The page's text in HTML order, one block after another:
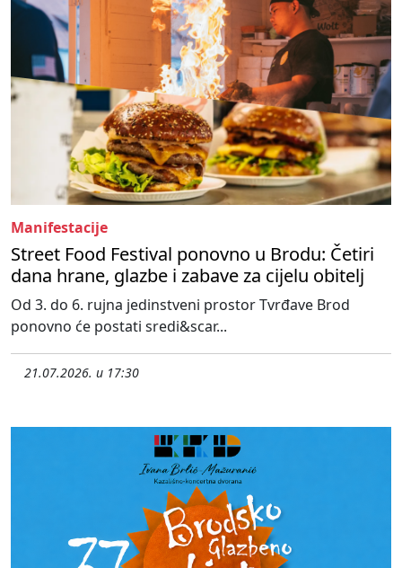
Manifestacije
Street Food Festival ponovno u Brodu: Četiri
dana hrane, glazbe i zabave za cijelu obitelj
Od 3. do 6. rujna jedinstveni prostor Tvrđave Brod
ponovno će postati sredi&scar...
21.07.2026. u 17:30